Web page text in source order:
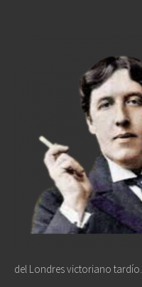
del Londres victoriano tardío.